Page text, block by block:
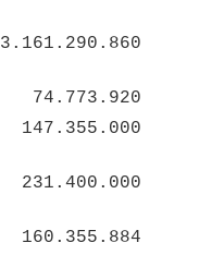
3.161.290.860
74.773.920
147.355.000
231.400.000
160.355.884